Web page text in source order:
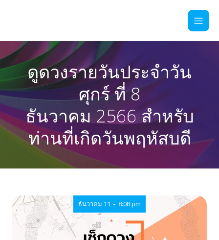
ดูดวงรายวันประจำวัน
ศุกร์ ที่ 8
ธันวาคม 2566 สำหรับ
ท่านที่เกิดวันพฤหัสบดี
ธันวาคม 11 - 8:08 pm